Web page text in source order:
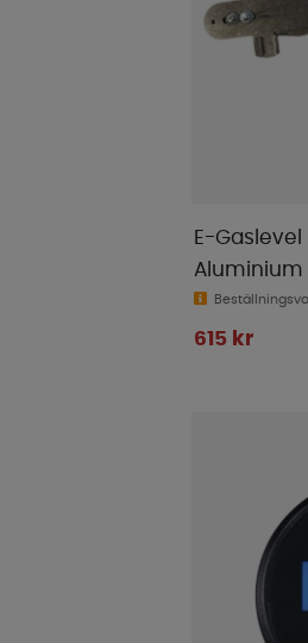
E-
Aluminium
615 kr